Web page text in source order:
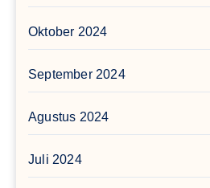
Oktober 2024
September 2024
Agustus 2024
Juli 2024